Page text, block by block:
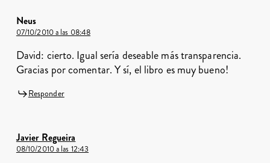
Neus
07/10/2010 a las 08:48
David: cierto. Igual sería deseable más transparencia.
Gracias por comentar. Y sí, el libro es muy bueno!
Responder
Javier Regueira
08/10/2010 a las 12:43